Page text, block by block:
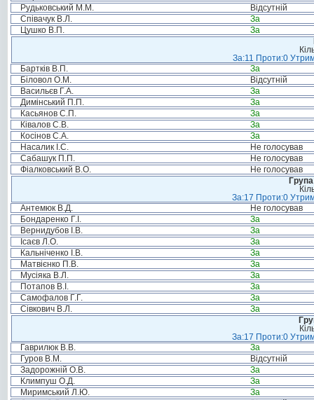
Рудьковський М.М.
Відсутній
Співачук В.Л.
За
Цушко В.П.
За
За:11 Проти:0
Бартків В.П.
За
Біловол О.М.
Відсутній
Васильєв Г.А.
За
Димінський П.П.
За
Касьянов С.П.
За
Ківалов С.В.
За
Косінов С.А.
За
Насалик І.С.
Не голосував
Сабашук П.П.
Не голосував
Фіалковський В.О.
Не голосував
За:17 Проти:0
Антемюк В.Д.
Не голосував
Бондаренко Г.І.
За
Вернидубов І.В.
За
Ісаєв Л.О.
За
Кальніченко І.В.
За
Матвієнко П.В.
За
Мусіяка В.Л.
За
Потапов В.І.
За
Самофалов Г.Г.
За
Сівкович В.Л.
За
За:17 Проти:0
Гаврилюк В.В.
За
Гуров В.М.
Відсутній
Задорожній О.В.
За
Климпуш О.Д.
За
Миримський Л.Ю.
За